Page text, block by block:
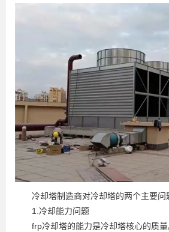
冷却塔制造商对冷却塔的两个主要问
1.冷却能力问题
frp冷却塔的能力是冷却塔核心的质量